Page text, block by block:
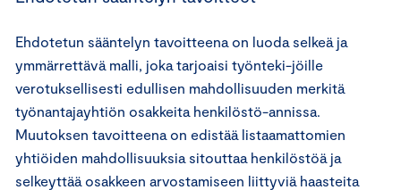
Ehdotetun sääntelyn tavoitteena on luoda selkeä ja
ymmärrettävä malli, joka tarjoaisi työnteki-jöille
verotuksellisesti edullisen mahdollisuuden merkitä
työnantajayhtiön osakkeita henkilöstö-annissa.
Muutoksen tavoitteena on edistää listaamattomien
yhtiöiden mahdollisuuksia sitouttaa henkilöstöä ja
selkeyttää osakkeen arvostamiseen liittyviä haasteita